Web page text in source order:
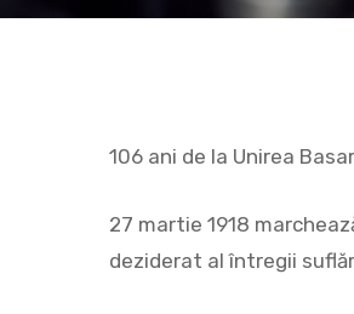
Hit enter to
106 ani de la Unirea
27 martie 1918
deziderat al întregii